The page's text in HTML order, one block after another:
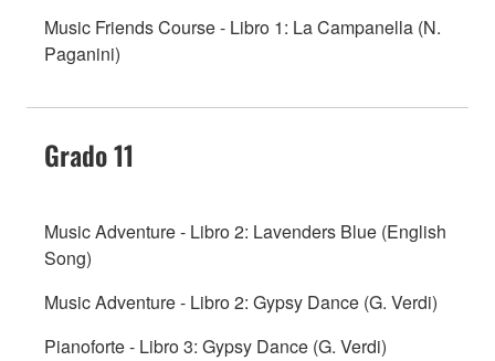
Music Friends Course - Libro 1: La Campanella (N.
Paganini)
Grado 11
Music Adventure - Libro 2: Lavenders Blue (English
Song)
Music Adventure - Libro 2: Gypsy Dance (G. Verdi)
Pianoforte - Libro 3: Gypsy Dance (G. Verdi)